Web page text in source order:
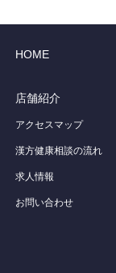
HOME
店舗紹介
アクセスマップ
漢方健康相談の流れ
求人情報
お問い合わせ